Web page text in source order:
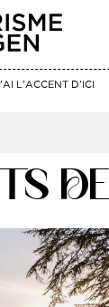
L'ACCENT D'ICI